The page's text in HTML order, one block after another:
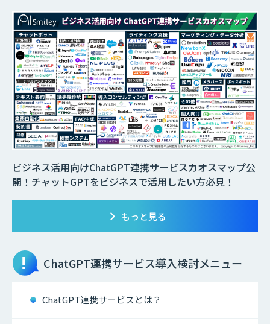
ビジネス活用向けChatGPT連携サービスカオスマップ公
開！チャットGPTをビジネスで活用したい方必見！
もっと見る
ChatGPT連携サービス導入検討メニュー
ChatGPT連携サービスとは？